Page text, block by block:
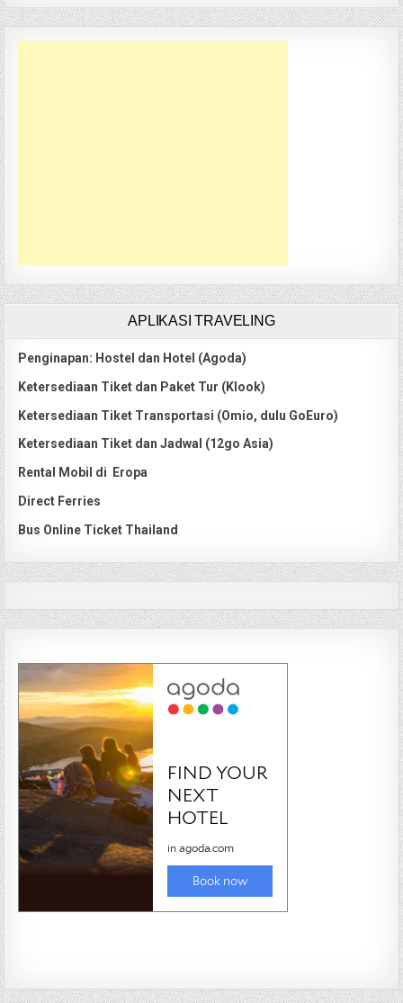
APLIKASI TRAVELING
Penginapan: Hostel dan Hotel (Agoda)
Ketersediaan Tiket dan Paket Tur (Klook)
Ketersediaan Tiket Transportasi (Omio, dulu GoEuro)
Ketersediaan Tiket dan Jadwal (12go Asia)
Rental Mobil di Eropa
Direct Ferries
Bus Online Ticket Thailand